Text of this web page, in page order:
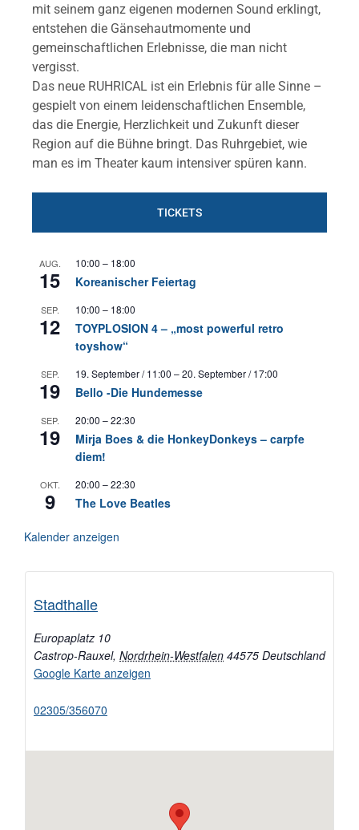
mit seinem ganz eigenen modernen Sound erklingt,
entstehen die Gänsehautmomente und
gemeinschaftlichen Erlebnisse, die man nicht
vergisst.
Das neue RUHRICAL ist ein Erlebnis für alle Sinne –
gespielt von einem leidenschaftlichen Ensemble,
das die Energie, Herzlichkeit und Zukunft dieser
Region auf die Bühne bringt. Das Ruhrgebiet, wie
man es im Theater kaum intensiver spüren kann.
TICKETS
AUG.
15
10:00 – 18:00
Koreanischer Feiertag
SEP.
12
10:00 – 18:00
TOYPLOSION 4 – „most powerful retro
toyshow“
SEP.
19
19. September / 11:00 –20. September / 17:00
Bello -Die Hundemesse
SEP.
19
20:00 –22:30
Mirja Boes & die HonkeyDonkeys – carpfe
diem!
OKT.
9
20:00 –22:30
The Love Beatles
Kalender anzeigen
Stadthalle
Europaplatz 10
Castrop-Rauxel, Nordrhein-Westfalen 44575 Deutschland
Google Karte anzeigen
02305/356070